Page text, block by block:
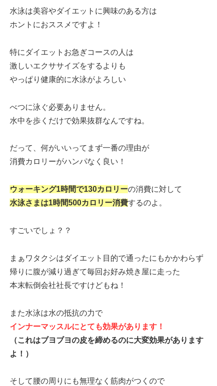
水泳は美容やダイエットに興味のある方は
ホントにおススメですよ！
特にダイエットお急ぎコースの人は
激しいエクササイズをするよりも
やっぱり健康的に水泳がよろしい
べつに泳ぐ必要ありません。
水中を歩くだけで効果抜群なんですね。
だって、何がいいってまず一番の理由が
消費カロリーがハンパなく良い！
ウォーキング1時間で130カロリーの消費に対して
水泳さまは1時間500カロリー消費するのよ。
すごいでしょ？？
まぁワタクシはダイエット目的で通ったにもかかわらず
帰りに腹が減り過ぎて毎回お好み焼き屋に走った
本末転倒会社社長ですけどもね！
また水泳は水の抵抗の力で
インナーマッスルにとても効果があります！
（これはブヨブヨの皮を締めるのに大変効果があります
よ！）
そして腰の周りにも無理なく筋肉がつくので